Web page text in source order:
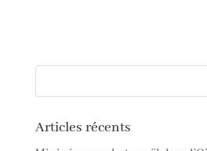
Articles récents